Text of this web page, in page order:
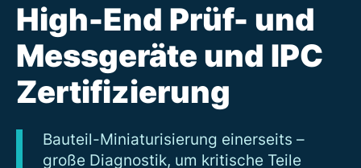
High-End Prüf- und
Messgeräte und IPC
Zertifizierung
Bauteil-Miniaturisierung einerseits –
große Diagnostik, um kritische Teile